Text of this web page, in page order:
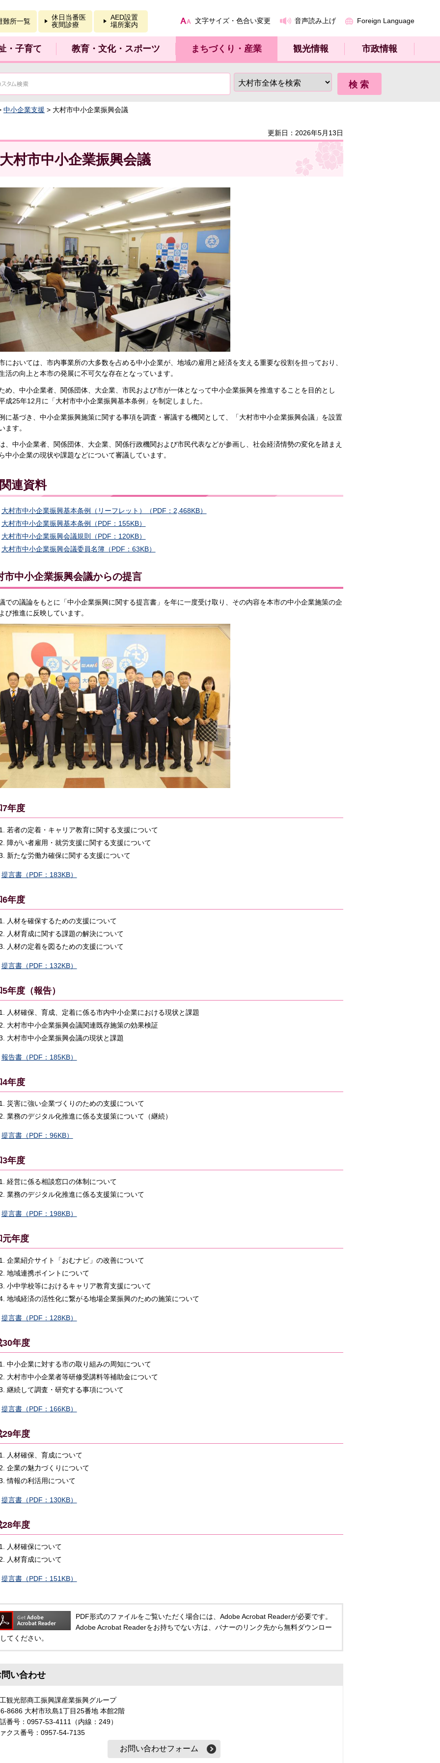
難所一覧
休日当番医
夜間診療
AED設置
場所案内
文字サイズ・色合い変更 音声読み上げ Foreign Language
・子育て 教育・文化・スポーツ まちづくり・産業 観光情報 市政情報
中小企業支援 > 大村市中小企業振興会議
更新日：2026年5月13日
大村市中小企業振興会議
においては、市内事業所の大多数を占める中小企業が、地域の雇用と経済を支える重要な役割を担っており、
活の向上と本市の発展に不可欠な存在となっています。
め、中小企業者、関係団体、大企業、市民および市が一体となって中小企業振興を推進することを目的とし
成25年12月に「大村市中小企業振興基本条例」を制定しました。
に基づき、中小企業振興施策に関する事項を調査・審議する機関として、「大村市中小企業振興会議」を設置
ます。
、中小企業者、関係団体、大企業、関係行政機関および市民代表などが参画し、社会経済情勢の変化を踏まえ
中小企業の現状や課題などについて審議しています。
関連資料
大村市中小企業振興基本条例（リーフレット）（PDF：2,468KB）
大村市中小企業振興基本条例（PDF：155KB）
大村市中小企業振興会議規則（PDF：120KB）
大村市中小企業振興会議委員名簿（PDF：63KB）
市中小企業振興会議からの提言
での議論をもとに「中小企業振興に関する提言書」を年に一度受け取り、その内容を本市の中小企業施策の企
び推進に反映しています。
7年度
若者の定着・キャリア教育に関する支援について
障がい者雇用・就労支援に関する支援について
新たな労働力確保に関する支援について
提言書（PDF：183KB）
6年度
人材を確保するための支援について
人材育成に関する課題の解決について
人材の定着を図るための支援について
提言書（PDF：132KB）
年度（報告）
人材確保、育成、定着に係る市内中小企業における現状と課題
大村市中小企業振興会議関連既存施策の効果検証
大村市中小企業振興会議の現状と課題
報告書（PDF：185KB）
4年度
災害に強い企業づくりのための支援について
業務のデジタル化推進に係る支援策について（継続）
提言書（PDF：96KB）
3年度
経営に係る相談窓口の体制について
業務のデジタル化推進に係る支援策について
提言書（PDF：198KB）
元年度
企業紹介サイト「おむナビ」の改善について
地域連携ポイントについて
小中学校等におけるキャリア教育支援について
地域経済の活性化に繋がる地場企業振興のための施策について
提言書（PDF：128KB）
30年度
中小企業に対する市の取り組みの周知について
大村市中小企業者等研修受講料等補助金について
継続して調査・研究する事項について
提言書（PDF：166KB）
29年度
人材確保、育成について
企業の魅力づくりについて
情報の利活用について
提言書（PDF：130KB）
28年度
人材確保について
人材育成について
提言書（PDF：151KB）
PDF形式のファイルをご覧いただく場合には、Adobe Acrobat Readerが必要です。
Adobe Acrobat Readerをお持ちでない方は、バナーのリンク先から無料ダウンロー
てください。
い合わせ
観光部商工振興課産業振興グループ
8686 大村市玖島1丁目25番地 本館2階
番号：0957-53-4111（内線：249）
クス番号：0957-54-7135